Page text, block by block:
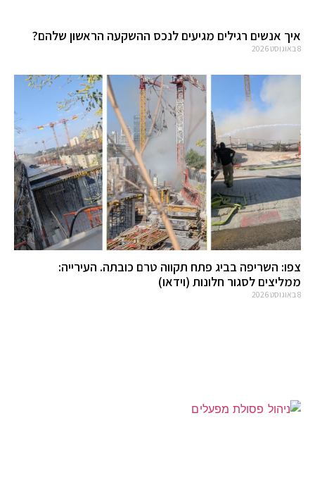
איך אנשים רגילים מגיעים לנכס ההשקעה הראשון שלהם?
8 באוגוסט 2026
צפו: השריפה בביג פתח תקווה טרם כובתה. העירייה:
ממליצים לסגור חלונות (וידאו)
8 באוגוסט 2026